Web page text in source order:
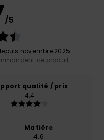
/5
novembre 2025
ce produit
qualité / prix
4.4
Matière
4.6